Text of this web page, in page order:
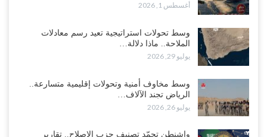
أغسطس 1, 2026
وسط تحولات استراتيجية تعيد رسم معادلات
الملاحة.. ماذا دلالة…
يوليو 29, 2026
وسط مخاوف أمنية وتحولات إقليمية متسارعة..
الرياض تجند الآلاف…
يوليو 26, 2026
واشنطن تجمّد تصنيف حزب الإصلاح.. تقارير